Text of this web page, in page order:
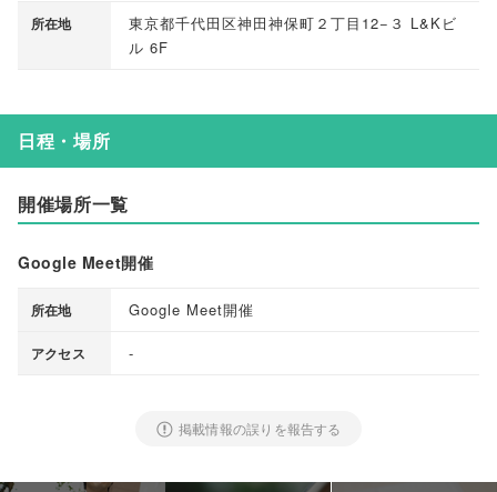
所在地
東京都千代田区神田神保町２丁目12−３ L&Kビ
ル 6F
日程・場所
開催場所一覧
Google Meet開催
所在地 Google Meet開催
アクセス -
掲載情報の誤りを報告する